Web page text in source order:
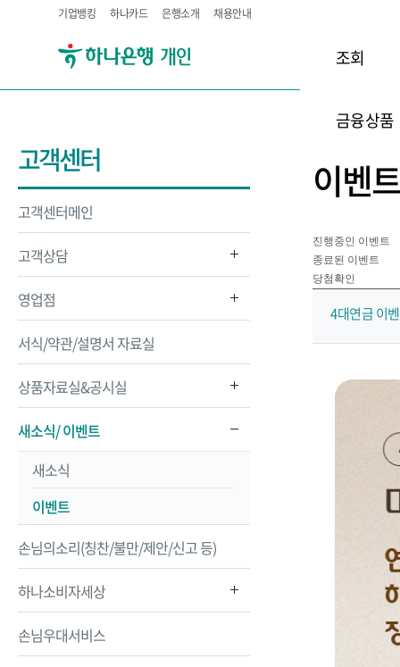
기업뱅킹 하나카드 은행소개 채용안내
조회
금융상품
고객센터
고객센터메인
고객상담
영업점
서식/약관/설명서 자료실
상품자료실&공시실
새소식/ 이벤트
새소식
이벤트
손님의소리(칭찬/불만/제안/신고 등)
하나소비자세상
손님우대서비스
이벤트
진행중인 이벤트
종료된 이벤트
당첨확인
4대연금 이